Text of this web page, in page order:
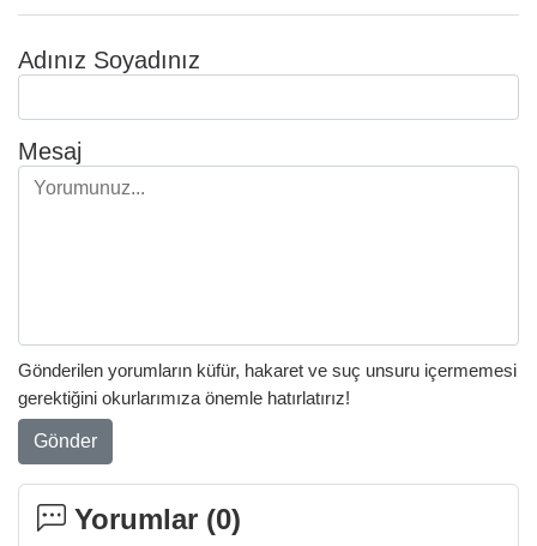
Adınız Soyadınız
Mesaj
Gönderilen yorumların küfür, hakaret ve suç unsuru içermemesi
gerektiğini okurlarımıza önemle hatırlatırız!
Gönder
Yorumlar (0)